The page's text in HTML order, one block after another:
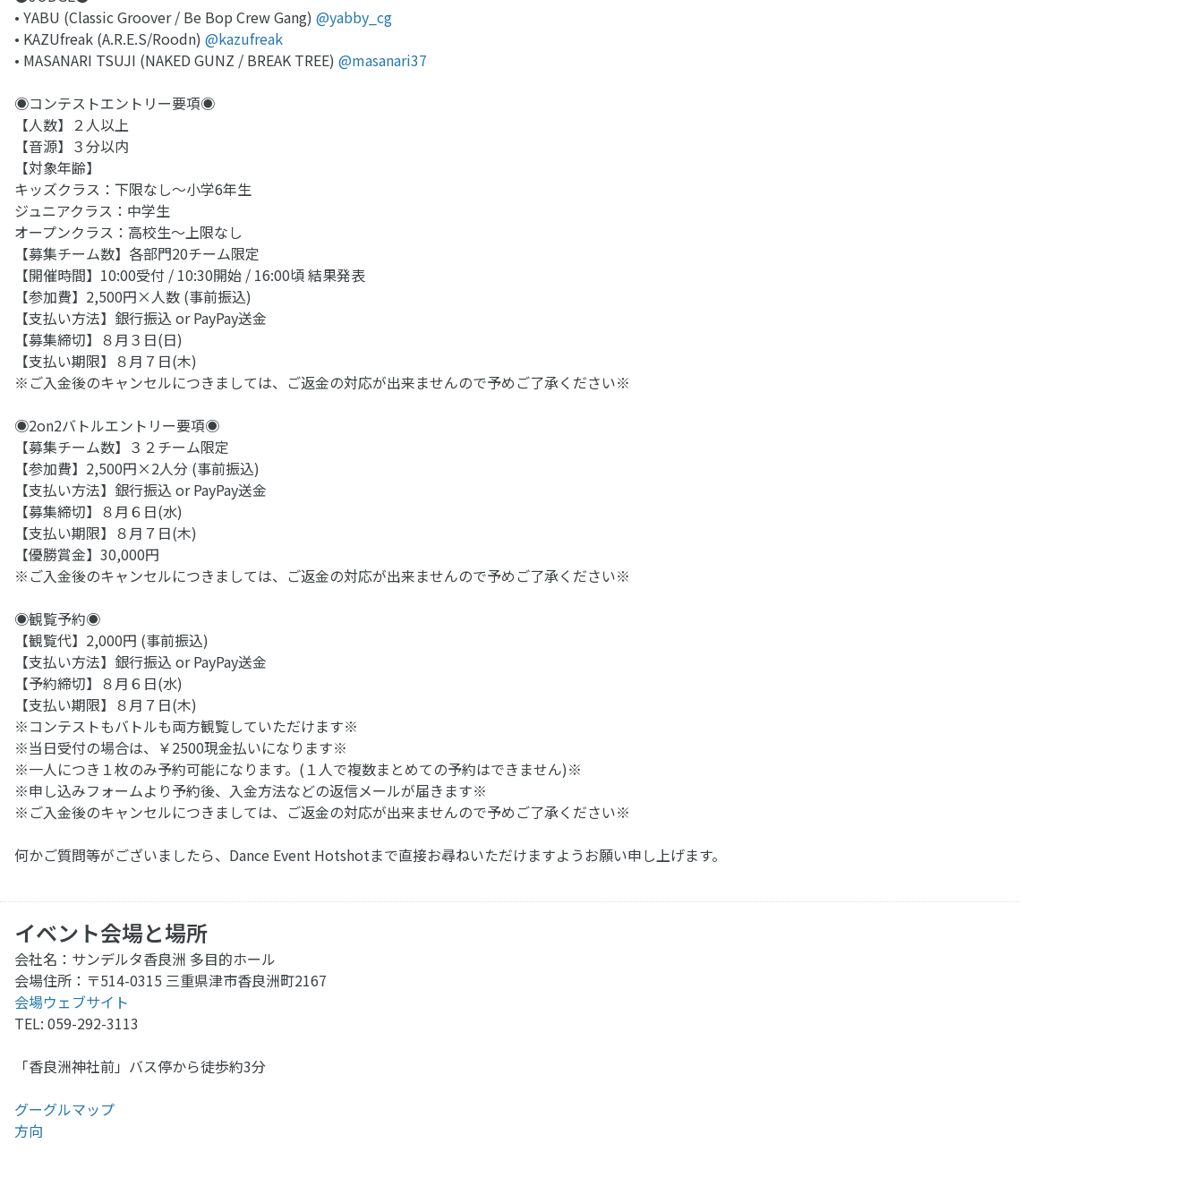
• YABU (Classic Groover / Be Bop Crew Gang) @yabby_cg
• KAZUfreak (A.R.E.S/Roodn) @kazufreak
• MASANARI TSUJI (NAKED GUNZ / BREAK TREE) @masanari37
◉コンテストエントリー要項◉
【人数】２人以上
【音源】３分以内
【対象年齢】
キッズクラス：下限なし〜小学6年生
ジュニアクラス：中学生
オープンクラス：高校生〜上限なし
【募集チーム数】各部門20チーム限定
【開催時間】10:00受付 / 10:30開始 / 16:00頃 結果発表
【参加費】2,500円×人数 (事前振込)
【支払い方法】銀行振込 or PayPay送金
【募集締切】８月３日(日)
【支払い期限】８月７日(木)
※ご入金後のキャンセルにつきましては、ご返金の対応が出来ませんので予めご了承ください※
◉2on2バトルエントリー要項◉
【募集チーム数】３２チーム限定
【参加費】2,500円×2人分 (事前振込)
【支払い方法】銀行振込 or PayPay送金
【募集締切】８月６日(水)
【支払い期限】８月７日(木)
【優勝賞金】30,000円
※ご入金後のキャンセルにつきましては、ご返金の対応が出来ませんので予めご了承ください※
◉観覧予約◉
【観覧代】2,000円 (事前振込)
【支払い方法】銀行振込 or PayPay送金
【予約締切】８月６日(水)
【支払い期限】８月７日(木)
※コンテストもバトルも両方観覧していただけます※
※当日受付の場合は、￥2500現金払いになります※
※一人につき１枚のみ予約可能になります。(１人で複数まとめての予約はできません)※
※申し込みフォームより予約後、入金方法などの返信メールが届きます※
※ご入金後のキャンセルにつきましては、ご返金の対応が出来ませんので予めご了承ください※
何かご質問等がございましたら、Dance Event Hotshotまで直接お尋ねいただけますようお願い申し上げます。
イベント会場と場所
会社名：サンデルタ香良洲 多目的ホール
会場住所：〒514-0315 三重県津市香良洲町2167
会場ウェブサイト
TEL: 059-292-3113
「香良洲神社前」バス停から徒歩約3分
グーグルマップ
方向